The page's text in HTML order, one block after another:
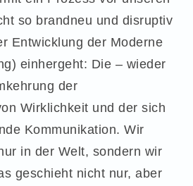
so brandneu und disruptiv
Entwicklung der Moderne
einhergeht: Die – wieder
der
Wirklichkeit und der sich
Kommunikation. Wir
in der Welt, sondern wir
geschieht nicht nur, aber